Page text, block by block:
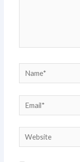
Name*
Email*
Website